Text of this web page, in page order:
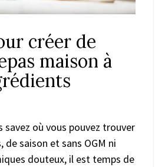
créer de
maison à
savez où vous pouvez trouver
saison et sans OGM ni
douteux, il est temps de